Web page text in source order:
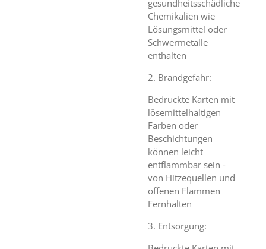
gesundheitsschädliche
Chemikalien wie
Lösungsmittel oder
Schwermetalle
enthalten
2. Brandgefahr:
Bedruckte Karten mit
lösemittelhaltigen
Farben oder
Beschichtungen
können leicht
entflammbar sein -
von Hitzequellen und
offenen Flammen
Fernhalten
3. Entsorgung: